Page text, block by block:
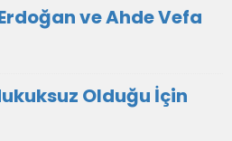
ve Ahde Vefa
Olduğu İçin